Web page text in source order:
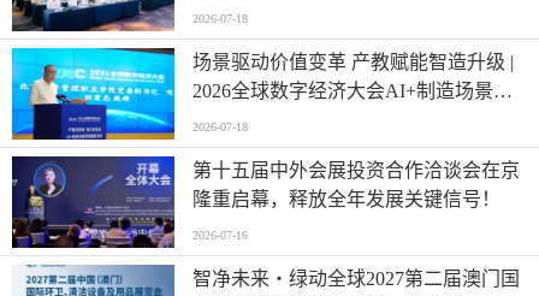
坛 “知识产权赋能新质生产力发展” 成功
举办
聚势领航绘数智蓝图 2026全球数字经济
大会物联网与智慧城市专题论坛成功举
办
2026全球数字经济大会数智人才国际合
作论坛在京举办